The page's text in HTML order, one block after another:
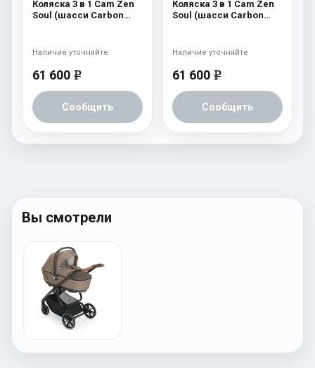
Коляска 3 в 1 Cam Zen
Soul (шасси Carbon
61 600 e
Сообщить
Наличие уточняйте
Коляска 3 в 1 Cam Zen
Soul (шасси Carbon
61 600 e
Сообщить
Наличие уточняйте
Вы смотрели